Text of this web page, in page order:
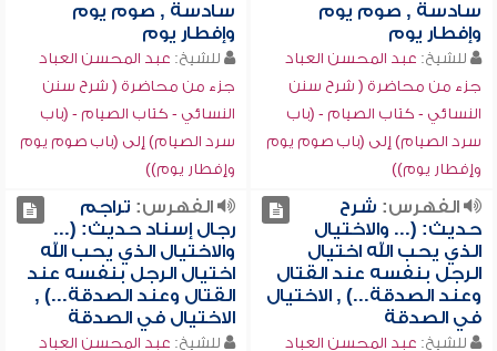
سادسة , صوم يوم
وإفطار يوم
للشيخ: عبد المحسن العباد
جزء من محاضرة ( شرح سنن
النسائي - كتاب الصيام - (باب
سرد الصيام) إلى (باب صوم يوم
وإفطار يوم))
سادسة , صوم يوم
وإفطار يوم
للشيخ: عبد المحسن العباد
جزء من محاضرة ( شرح سنن
النسائي - كتاب الصيام - (باب
سرد الصيام) إلى (باب صوم يوم
وإفطار يوم))
الفهرس: شرح
حديث: (... والاختيال
الذي يحب الله اختيال
الرجل بنفسه عند القتال
وعند الصدقة...) , الاختيال
في الصدقة
للشيخ: عبد المحسن العباد
الفهرس: تراجم
رجال إسناد حديث: (...
والاختيال الذي يحب الله
اختيال الرجل بنفسه عند
القتال وعند الصدقة...) ,
الاختيال في الصدقة
للشيخ: عبد المحسن العباد